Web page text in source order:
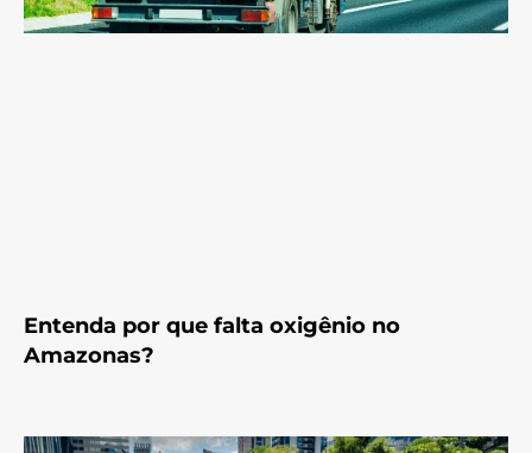
Entenda por que falta oxigênio no
Amazonas?